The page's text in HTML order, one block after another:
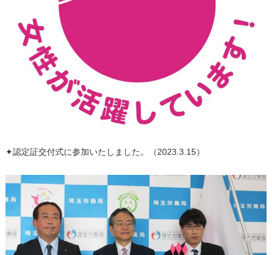
✦認定証交付式に参加いたしました。（2023.3.15）